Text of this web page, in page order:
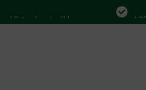
wählen 4.000